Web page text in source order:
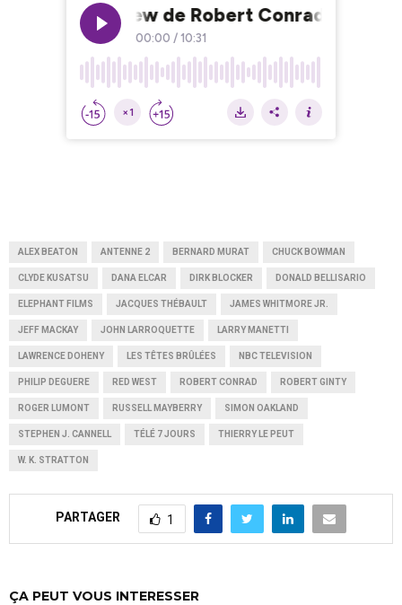
ALEX BEATON ANTENNE 2 BERNARD MURAT CHUCK BOWMAN
CLYDE KUSATSU DANA ELCAR DIRK BLOCKER DONALD BELLISARIO
ELEPHANT FILMS JACQUES THÉBAULT JAMES WHITMORE JR.
JEFF MACKAY JOHN LARROQUETTE LARRY MANETTI
LAWRENCE DOHENY LES TÊTES BRÛLÉES NBC TELEVISION
PHILIP DEGUERE RED WEST ROBERT CONRAD ROBERT GINTY
ROGER LUMONT RUSSELL MAYBERRY SIMON OAKLAND
STEPHEN J. CANNELL TÉLÉ 7 JOURS THIERRY LE PEUT
W. K. STRATTON
PARTAGER 1
ÇA PEUT VOUS INTERESSER